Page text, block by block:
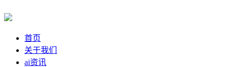
首页
关于我们
ai资讯